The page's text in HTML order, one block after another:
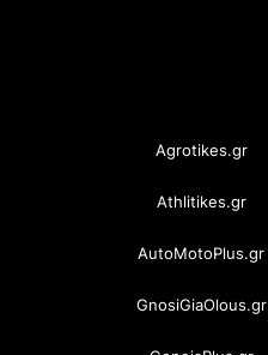
Agrotikes.gr
Athlitikes.gr
AutoMotoPlus.gr
GnosiGiaOlous.gr